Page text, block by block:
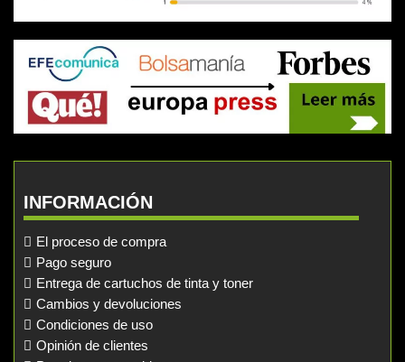
INFORMACIÓN
El proceso de compra
Pago seguro
Entrega de cartuchos de tinta y toner
Cambios y devoluciones
Condiciones de uso
Opinión de clientes